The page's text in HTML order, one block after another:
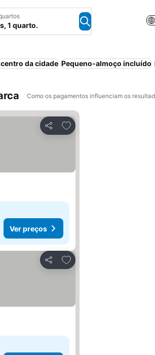
1 quarto.
da cidade Pequeno-almoço incluído
Como os pagamentos influenciam os
Partilhar
Adicionar aos favoritos
Ver preços
Partilhar
Adicionar aos favoritos